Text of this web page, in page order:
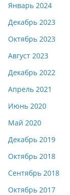
Январь 2024
Декабрь 2023
Октябрь 2023
Август 2023
Декабрь 2022
Апрель 2021
Июнь 2020
Май 2020
Декабрь 2019
Октябрь 2018
Сентябрь 2018
Октябрь 2017